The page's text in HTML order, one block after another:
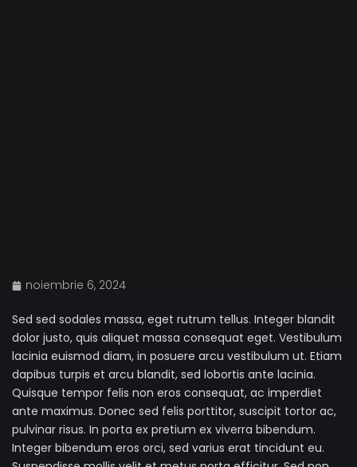
noiembrie 6, 2024
Sed sed sodales massa, eget rutrum tellus. Integer blandit
dolor justo, quis aliquet massa consequat eget. Vestibulum
lacinia euismod diam, in posuere arcu vestibulum ut. Etiam
dapibus turpis et arcu blandit, sed lobortis ante lacinia.
Quisque tempor felis non eros consequat, ac imperdiet
ante maximus. Donec sed felis porttitor, suscipit tortor ac,
pulvinar risus. In porta ex pretium ex viverra bibendum.
Integer bibendum eros orci, sed varius erat tincidunt eu.